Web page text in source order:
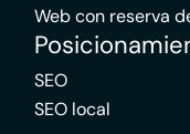
Web con reserva
SEO
SEO local